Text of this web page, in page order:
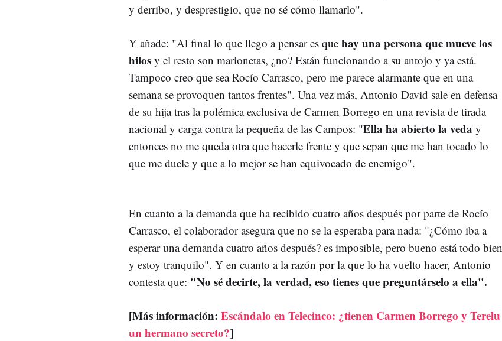
y derribo, y desprestigio, que no sé cómo llamarlo".
Y añade: "Al final lo que llego a pensar es que hay una persona que mueve los
hilos y el resto son marionetas, ¿no? Están funcionando a su antojo y ya está.
Tampoco creo que sea Rocío Carrasco, pero me parece alarmante que en una
semana se provoquen tantos frentes". Una vez más, Antonio David sale en defensa
de su hija tras la polémica exclusiva de Carmen Borrego en una revista de tirada
nacional y carga contra la pequeña de las Campos: "Ella ha abierto la veda y
entonces no me queda otra que hacerle frente y que sepan que me han tocado lo
que me duele y que a lo mejor se han equivocado de enemigo".
En cuanto a la demanda que ha recibido cuatro años después por parte de Rocío
Carrasco, el colaborador asegura que no se la esperaba para nada: "¿Cómo iba a
esperar una demanda cuatro años después? es imposible, pero bueno está todo bien
y estoy tranquilo". Y en cuanto a la razón por la que lo ha vuelto hacer, Antonio
contesta que: "No sé decirte, la verdad, eso tienes que preguntárselo a ella".
[Más información: Escándalo en Telecinco: ¿tienen Carmen Borrego y Terelu
un hermano secreto?]